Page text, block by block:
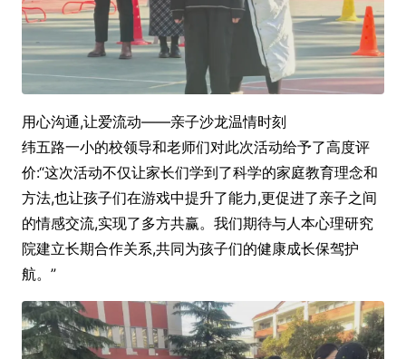
用心沟通,让爱流动——亲子沙龙温情时刻
纬五路一小的校领导和老师们对此次活动给予了高度评
价:“这次活动不仅让家长们学到了科学的家庭教育理念和
方法,也让孩子们在游戏中提升了能力,更促进了亲子之间
的情感交流,实现了多方共赢。我们期待与人本心理研究
院建立长期合作关系,共同为孩子们的健康成长保驾护
航。”